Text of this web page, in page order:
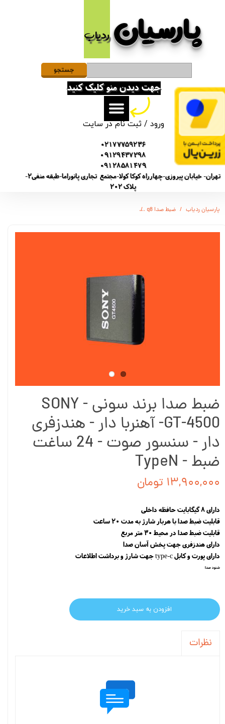
پارسیان​​​​​​​ردیاب
ورود /ثبت نام در سایت
حساب کاربری من
تغییر گذر واژه
سفارشات
خروج از حساب کاربری
02177759236
09129437298
09128581479
تهران- خیابان پیروزی-چهارراه کوکا کولا-مجتمع تجاری پانوراما-طبقه منفی2-
پلاک 202
جهت دیدن منو کلیک کنید
جستجو
پارسیان ردیاب ضبط صدا q8
ضبط صدا برند سونی - SONY
GT-4500- آهنربا دار - هندزفری
دار - سنسور صوت - 24 ساغت
ضبط - TypeN
۱۳,۹۰۰,۰۰۰ تومان
دارای 8 گیگابایت حافظه داخلی
قابلیت ضبط صدا با هربار شارژ به مدت 20 ساعت
قابلیت ضبط صدا در محیط 30 متر مربع
دارای هندزفری جهت پخش آسان صدا
دارای پورت و کابل type-c جهت شارژ و برداشت اطلاعات
شنود صدا
افزودن به سبد خرید
نظرات